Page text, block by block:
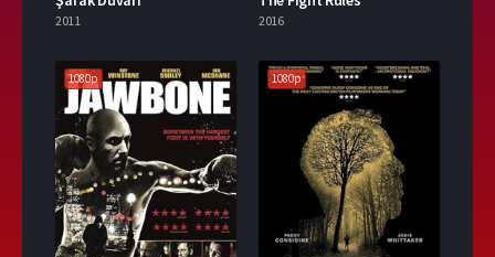
2011 2016
1080p 1080p